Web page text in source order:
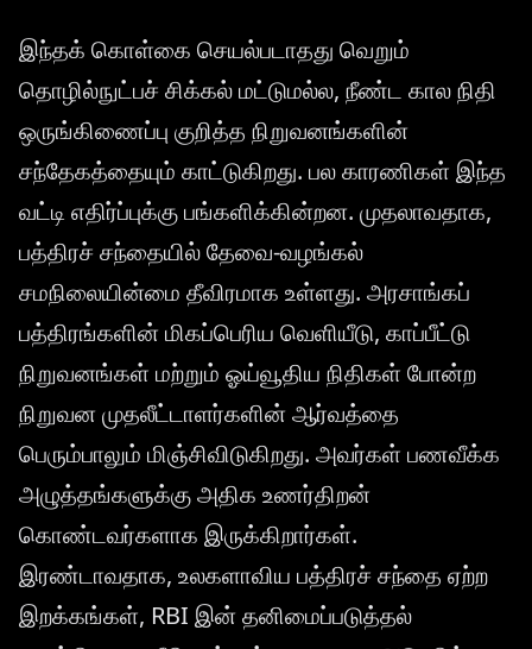
இந்தக் கொள்கை செயல்படாதது வெறும்
தொழில்நுட்பச் சிக்கல் மட்டுமல்ல, நீண்ட கால நிதி
ஒருங்கிணைப்பு குறித்த நிறுவனங்களின்
சந்தேகத்தையும் காட்டுகிறது. பல காரணிகள் இந்த
வட்டி எதிர்ப்புக்கு பங்களிக்கின்றன. முதலாவதாக,
பத்திரச் சந்தையில் தேவை-வழங்கல்
சமநிலையின்மை தீவிரமாக உள்ளது. அரசாங்கப்
பத்திரங்களின் மிகப்பெரிய வெளியீடு, காப்பீட்டு
நிறுவனங்கள் மற்றும் ஓய்வூதிய நிதிகள் போன்ற
நிறுவன முதலீட்டாளர்களின் ஆர்வத்தை
பெரும்பாலும் மிஞ்சிவிடுகிறது. அவர்கள் பணவீக்க
அழுத்தங்களுக்கு அதிக உணர்திறன்
கொண்டவர்களாக இருக்கிறார்கள்.
இரண்டாவதாக, உலகளாவிய பத்திரச் சந்தை ஏற்ற
இறக்கங்கள், RBI இன் தனிமைப்படுத்தல்